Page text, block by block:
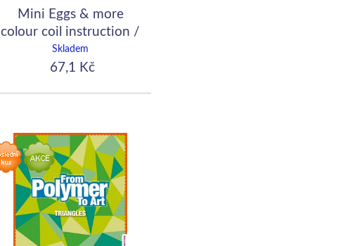
Mini Eggs & more
colour coil instruction /
návod
Skladem
67,1 Kč